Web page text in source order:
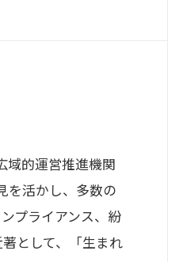
域的運営推進機関
を活かし、多数の
プライアンス、紛
として、「生まれ